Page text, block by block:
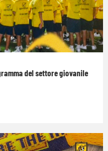
del settore giovanile